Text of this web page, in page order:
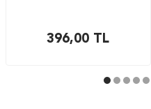
396,00 TL